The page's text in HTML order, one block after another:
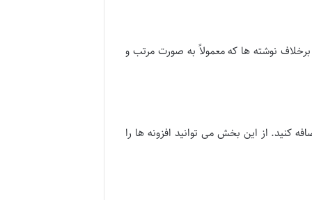
نوشته ها که معمولاً به صورت مرتب و
کنید. از این بخش می توانید افزونه ها را